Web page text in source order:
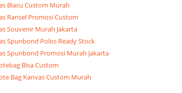
Blacu Custom Murah
Ransel Promosi Custom
Souvenir Murah Jakarta
Spunbond Polos Ready Stock
Spunbond Promosi Murah Jakarta
Bisa Custom
Bag Kanvas Custom Murah